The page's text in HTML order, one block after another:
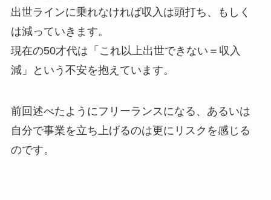
出世ラインに乗れなければ収入は頭打ち、もしく
は減っていきます。
現在の50才代は「これ以上出世できない＝収入
減」という不安を抱えています。
前回述べたようにフリーランスになる、あるいは
自分で事業を立ち上げるのは更にリスクを感じる
のです。